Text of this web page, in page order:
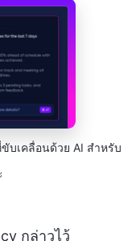
บเคลื่อนด้วย AI สำหรับ
กล่าวไว้